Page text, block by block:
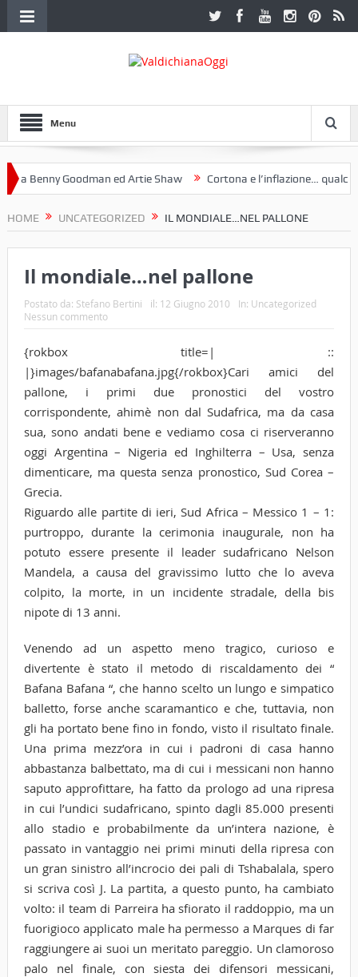
Menu
Benny Goodman ed Artie Shaw Cortona e l’inflazione… qualche
HOME UNCATEGORIZED IL MONDIALE…NEL PALLONE
Il mondiale…nel pallone
Postato da: Stefano Bertini il: 12 Giugno 2010 In: Uncategorized
Nessun commento
{rokbox title=| ::
|}images/bafanabafana.jpg{/rokbox}Cari amici del
pallone, i primi due pronostici del vostro
corrispondente, ahimè non dal Sudafrica, ma da casa
sua, sono andati bene e vediamo cosa ci riserveranno
oggi Argentina – Nigeria ed Inghilterra – Usa, senza
dimenticare, ma questa senza pronostico, Sud Corea –
Grecia.
Riguardo alle partite di ieri, Sud Africa – Messico 1 – 1:
purtroppo, durante la cerimonia inaugurale, non ha
potuto essere presente il leader sudafricano Nelson
Mandela, a causa del gravissimo lutto che lo aveva
colpito, la morte, in un incidente stradale, della bis
nipote di 13 anni.
Venendo ad un aspetto meno tragico, curioso e
divertente è stato il metodo di riscaldamento dei “
Bafana Bafana “, che hanno scelto un lungo e simpatico
balletto, forse anche scaramantico e che, tuttavia, non
gli ha portato bene fino in fondo, visto il risultato finale.
Una prima mezz’ora in cui i padroni di casa hanno
abbastanza balbettato, ma di cui i messicani non hanno
saputo approfittare, ha fatto da prologo ad una ripresa
in cui l’undici sudafricano, spinto dagli 85.000 presenti
allo stadio e probabilmente da un’intera nazione, è
passato in vantaggio nei primi minuti della ripresa con
un gran sinistro all’incrocio dei pali di Tshabalala, spero
si scriva così J. La partita, a questo punto, ha cambiato
volto: il team di Parreira ha sfiorato il raddoppio, ma un
fuorigioco applicato male ha permesso a Marques di far
raggiungere ai suoi un meritato pareggio. Un clamoroso
palo nel finale, con siesta dei difensori messicani,